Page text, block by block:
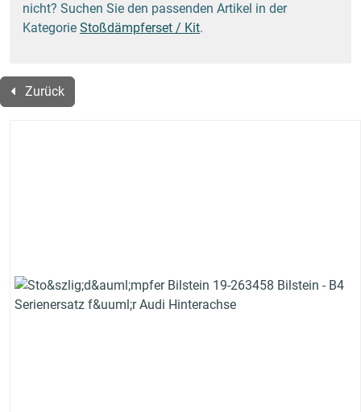
nicht? Suchen Sie den passenden Artikel in der
Kategorie Stoßdämpferset / Kit.
Zurück